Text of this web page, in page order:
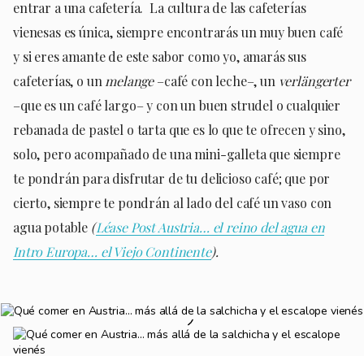
entrar a una cafetería. La cultura de las cafeterías
vienesas es única, siempre encontrarás un muy buen café
y si eres amante de este sabor como yo, amarás sus
cafeterías, o un melange–café con leche–, un verlängerter
–que es un café largo– y con un buen strudel o cualquier
rebanada de pastel o tarta que es lo que te ofrecen y sino,
solo, pero acompañado de una mini-galleta que siempre
te pondrán para disfrutar de tu delicioso café; que por
cierto, siempre te pondrán al lado del café un vaso con
agua potable (Léase Post Austria… el reino del agua en
Intro Europa… el Viejo Continente).